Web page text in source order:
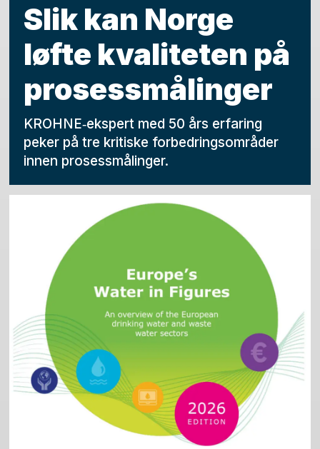
Slik kan Norge
løfte kvaliteten på
prosessmålinger
KROHNE‑ekspert med 50 års erfaring
peker på tre kritiske forbedringsområder
innen prosessmålinger.